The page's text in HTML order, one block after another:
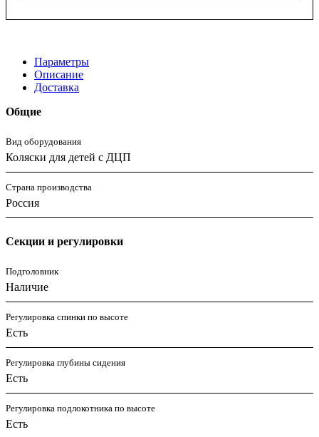
Параметры
Описание
Доставка
Общие
Вид оборудования
Коляски для детей с ДЦП
Страна производства
Россия
Секции и регулировки
Подголовник
Наличие
Регулировка спинки по высоте
Есть
Регулировка глубины сидения
Есть
Регулировка подлокотника по высоте
Есть